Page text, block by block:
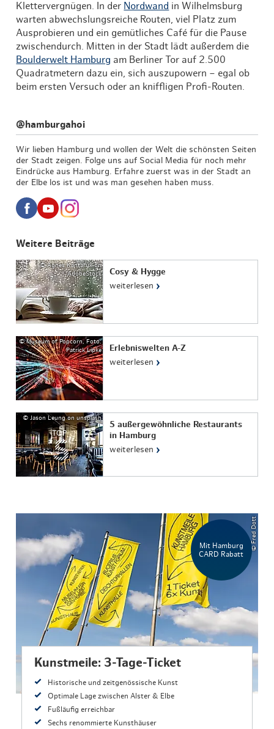
Klettervergnügen. In der Nordwand in Wilhelmsburg
warten abwechslungsreiche Routen, viel Platz zum
Ausprobieren und ein gemütliches Café für die Pause
zwischendurch. Mitten in der Stadt lädt außerdem die
Boulderwelt Hamburg am Berliner Tor auf 2.500
Quadratmetern dazu ein, sich auszupowern – egal ob
beim ersten Versuch oder an kniffligen Profi-Routen.
@hamburgahoi
Wir lieben Hamburg und wollen der Welt die schönsten Seiten
der Stadt zeigen. Folge uns auf Social Media für noch mehr
Eindrücke aus Hamburg. Erfahre zuerst was in der Stadt an
der Elbe los ist und was man gesehen haben muss.
Weitere Beiträge
© Agnes Kantaruk on
AdobeStock
Cosy & Hygge
weiterlesen ›
© Museum of Popcorn, Foto:
Patrick Lipke
Erlebniswelten A-Z
weiterlesen ›
© Jason Leung on unsplash
TOP
5 außergewöhnliche Restaurants
in Hamburg
weiterlesen ›
Mit Hamburg
CARD Rabatt
© Fred Dott
Kunstmeile: 3-Tage-Ticket
Historische und zeitgenössische Kunst
Optimale Lage zwischen Alster & Elbe
Fußläufig erreichbar
Sechs renommierte Kunsthäuser